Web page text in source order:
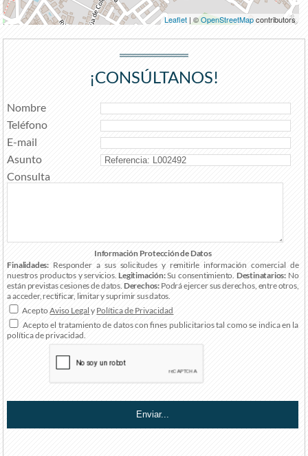
Leaflet| ©OpenStreetMapcontributors
¡CONSÚLTANOS!
Nombre
Teléfono
E-mail
Asunto
Consulta
Información Protección de Datos
Finalidades: Responder a sus solicitudes y remitirle información comercial de
nuestros productos y servicios.Legitimación:Su consentimiento. Destinatarios:No
están previstas cesiones de datos. Derechos: Podrá ejercer sus derechos, entre otros,
a acceder, rectificar, limitar y suprimir sus datos.
AceptoAviso Legaly Política de Privacidad
Acepto el tratamiento de datos con fines publicitarios tal como se indica en la
política de privacidad.